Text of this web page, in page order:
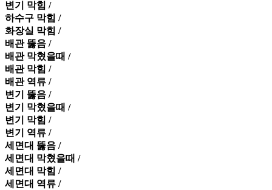
변기 막힘 /
하수구 막힘 /
화장실 막힘 /
배관 뚫음 /
배관 막혔을때 /
배관 막힘 /
배관 역류 /
변기 뚫음 /
변기 막혔을때 /
변기 막힘 /
변기 역류 /
세면대 뚫음 /
세면대 막혔을때 /
세면대 막힘 /
세면대 역류 /